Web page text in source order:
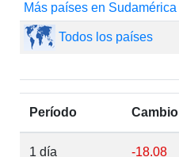
Más países en Sudamérica
Todos los países
Período Cambio
1 día -18.08